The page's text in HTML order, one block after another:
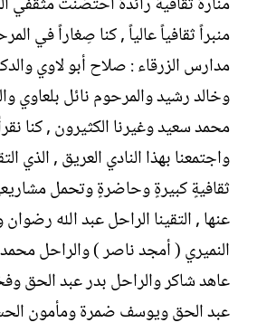
ا
ء منبراً ثقافياً عالياً , كنا صِغاراً في
مدارس الزرقاء : صلاح أبو لاوي
وخالد رشيد والمرحوم نائل بلعاوي
محمد سعيد وغيرنا الكثيرون , كنا
واجتمعنا بهذا النادي العريق , الذي
ثقافيةٍ كبيرةٍ وحاضرةٍ وتحمل
عنها , التقينا الراحل عبد الله
النميري ( أمجد ناصر ) والراحل
عاهد شاكر والراحل بدر عبد الحق
عبد الحق ويوسف ضمرة ومأمون